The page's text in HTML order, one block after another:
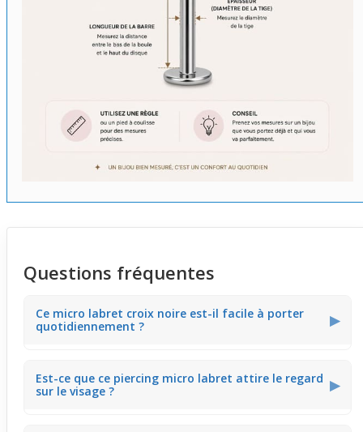
Questions fréquentes
Ce micro labret croix noire est-il facile à porter
quotidiennement ?
▶
qui facilite son port toute la journée. Sa matière douce
évite les sensations lourdes sur la peau, permettant de
Est-ce que ce piercing micro labret attire le regard
sur le visage ?
▶